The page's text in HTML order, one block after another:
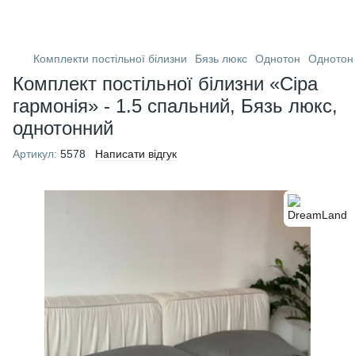
Комплекти постільної білизни Бязь люкс Однотон
Комплект постільної білизни «Сіра
гармонія» - 1.5 спальний, Бязь люкс,
однотонний
Артикул: 5578 Написати відгук